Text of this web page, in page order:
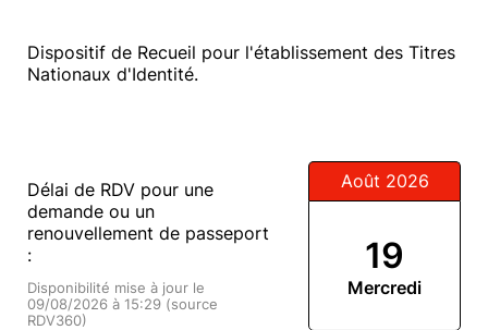
Dispositif de Recueil pour l'établissement des Titres
Nationaux d'Identité.
Délai de RDV pour une
demande ou un
renouvellement de passeport
:
Disponibilité mise à jour le
09/08/2026 à 15:29 (source
RDV360)
Août 2026
19
Mercredi